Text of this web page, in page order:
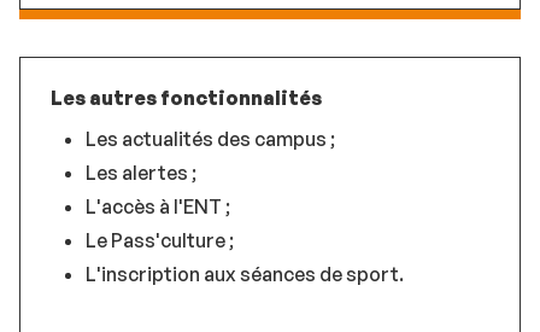
Les autres fonctionnalités
Les actualités des campus ;
Les alertes ;
L'accès à l'ENT ;
Le Pass'culture ;
L'inscription aux séances de sport.